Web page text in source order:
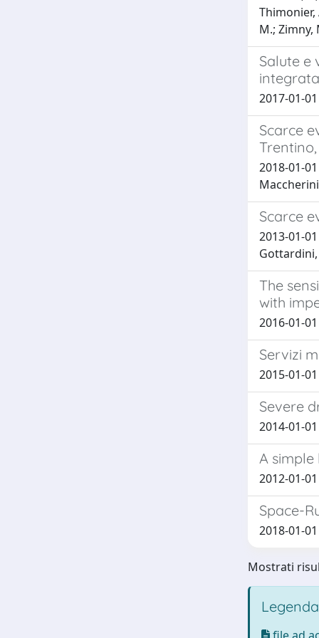
Thimonier,
M.; Zimny,
Salute e
2017-01-
Scarce
2018-01-
Scarce
2013-01-
Gottardini,
The
with
2016-01-
Servizi
2015-01-
Severe
2014-01-
A
2012-01-
Space-
2018-01-
Mostrati